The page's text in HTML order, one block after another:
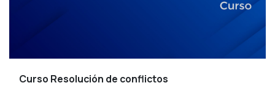
Curso Resolución de conflictos